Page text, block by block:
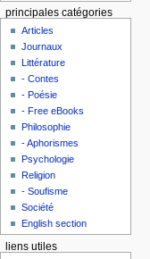
principales catégories
Articles
Journaux
Littérature
- Contes
- Poésie
- Free eBooks
Philosophie
- Aphorismes
Psychologie
Religion
- Soufisme
Société
English section
liens utiles